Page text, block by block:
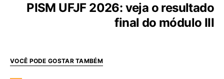
PISM UFJF 2026: veja o resultado
final do módulo III
VOCÊ PODE GOSTAR TAMBÉM